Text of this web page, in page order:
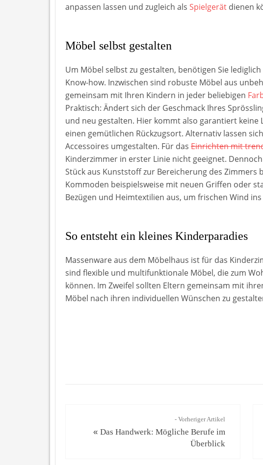
anpassen lassen und zugleich als Spielgerät dienen
Möbel selbst gestalten
Um Möbel selbst zu gestalten, benötigen Sie
Know-how. Inzwischen sind robuste Möbel aus
gemeinsam mit Ihren Kindern in jeder beliebigen
Praktisch: Ändert sich der Geschmack Ihres
und neu gestalten. Hier kommt also garantiert keine
einen gemütlichen Rückzugsort. Alternativ lassen
Accessoires umgestalten. Für das Einrichten mit
Kinderzimmer in erster Linie nicht geeignet.
Stück aus Kunststoff zur Bereicherung des Zimmers
Kommoden beispielsweise mit neuen Griffen oder
Bezügen und Heimtextilien aus, um frischen Wind
So entsteht ein kleines Kinderparadies
Massenware aus dem Möbelhaus ist für das
sind flexible und multifunktionale Möbel, die zum
können. Im Zweifel sollten Eltern gemeinsam mit
Möbel nach ihren individuellen Wünschen zu
- Vorheriger Artikel
« Das Handwerk: Mögliche Berufe im
Überblick